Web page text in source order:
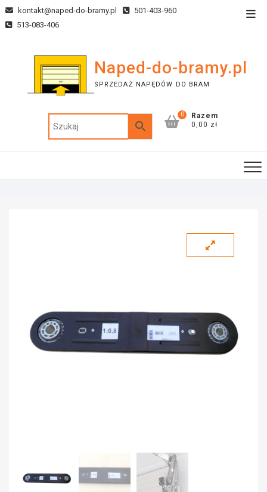
kontakt@naped-do-bramy.pl
501-403-960
513-083-406
Naped-do-bramy.pl
SPRZEDAŻ NAPĘDÓW DO BRAM
0
Razem
0,00 zł